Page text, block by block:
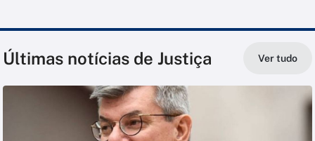
Últimas notícias de Justiça Ver tudo